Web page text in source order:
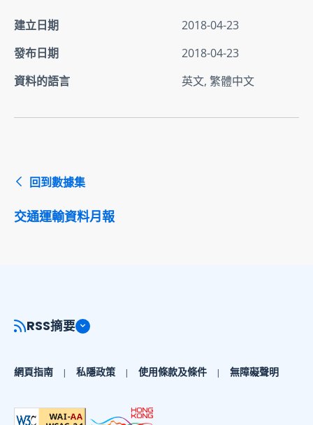
建立日期
2018-04-23
發布日期
2018-04-23
資料的語言
英文, 繁體中文
回到數據集
交通運輸資料月報
RSS摘要
網頁指南 私隱政策 使用條款及條件 無障礙聲明